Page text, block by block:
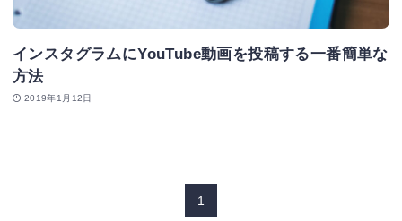
インスタグラムにYouTube動画を投稿する一番簡単な
方法
2019年1月12日
1